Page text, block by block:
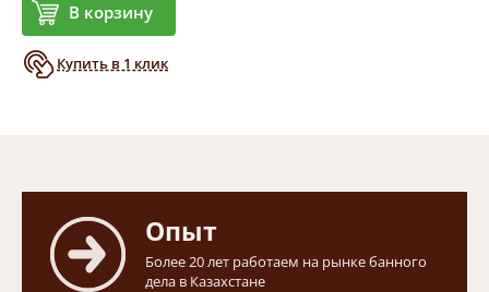
В корзину
Купить в 1 клик
Опыт
Более 20 лет работаем на рынке банного
дела в Казахстане